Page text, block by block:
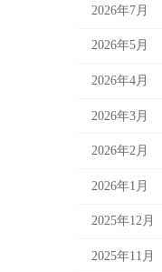
2026年7月
2026年5月
2026年4月
2026年3月
2026年2月
2026年1月
2025年12月
2025年11月